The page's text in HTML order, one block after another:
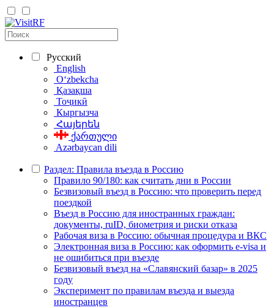
Русский
English
Oʻzbekcha
Қазақша
Тоҷикӣ
Кыргызча
Հայերեն
ქართული
Azərbaycan dili
Раздел: Правила въезда в Россию
Правило 90/180: как считать дни в России
Безвизовый въезд в Россию: что проверить перед
поездкой
Въезд в Россию для иностранных граждан:
документы, ruID, биометрия и риски отказа
Рабочая виза в Россию: обычная процедура и ВКС
Электронная виза в Россию: как оформить e-visa и
не ошибиться при въезде
Безвизовый въезд на «Славянский базар» в 2025
году
Эксперимент по правилам въезда и выезда
иностранцев